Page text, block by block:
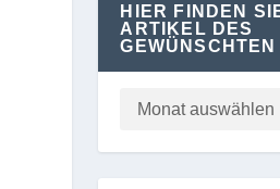
HIER FINDEN
ARTIKEL DES
GEWÜNSCHTEN